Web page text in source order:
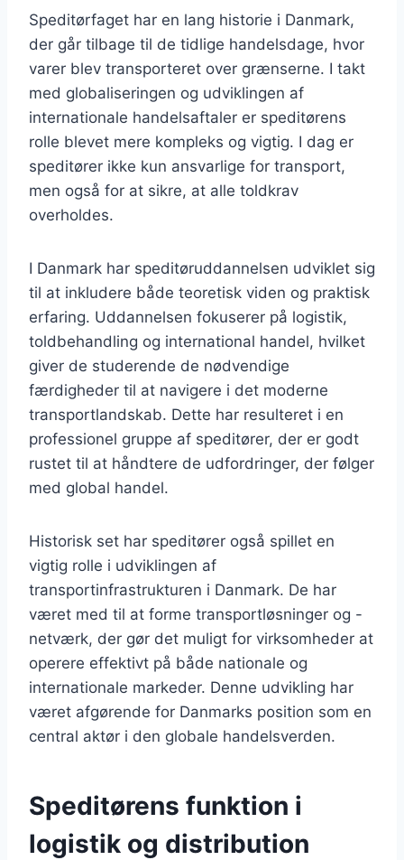
Speditørfaget har en lang historie i Danmark,
der går tilbage til de tidlige handelsdage, hvor
varer blev transporteret over grænserne. I takt
med globaliseringen og udviklingen af
internationale handelsaftaler er speditørens
rolle blevet mere kompleks og vigtig. I dag er
speditører ikke kun ansvarlige for transport,
men også for at sikre, at alle toldkrav
overholdes.
I Danmark har speditøruddannelsen udviklet sig
til at inkludere både teoretisk viden og praktisk
erfaring. Uddannelsen fokuserer på logistik,
toldbehandling og international handel, hvilket
giver de studerende de nødvendige
færdigheder til at navigere i det moderne
transportlandskab. Dette har resulteret i en
professionel gruppe af speditører, der er godt
rustet til at håndtere de udfordringer, der følger
med global handel.
Historisk set har speditører også spillet en
vigtig rolle i udviklingen af
transportinfrastrukturen i Danmark. De har
været med til at forme transportløsninger og -
netværk, der gør det muligt for virksomheder at
operere effektivt på både nationale og
internationale markeder. Denne udvikling har
været afgørende for Danmarks position som en
central aktør i den globale handelsverden.
Speditørens funktion i
logistik og distribution